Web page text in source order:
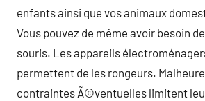
enfants ainsi que vos animaux
Vous pouvez de même avoir besoin
souris. Les appareils
permettent de les rongeurs.
contraintes Ã©ventuelles limitent